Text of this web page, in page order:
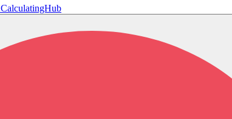
CalculatingHub